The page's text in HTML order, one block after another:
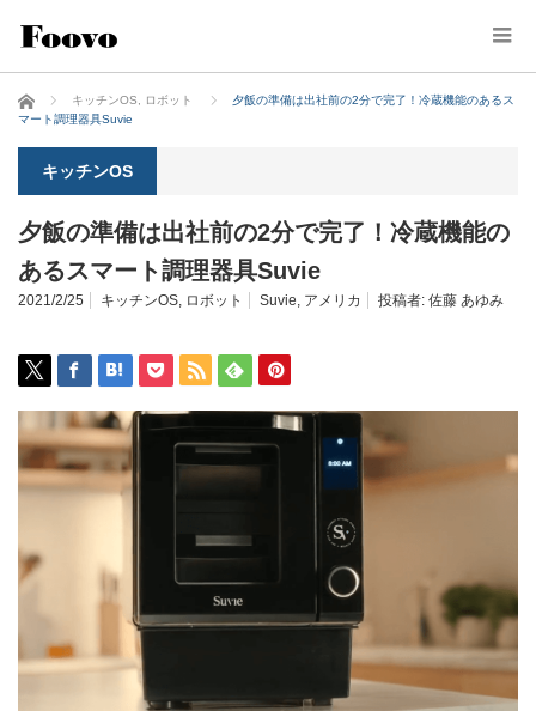
ホーム キッチンOS ロボット
夕飯の準備は出社前の2分で完了！冷蔵機能のあるス
マート調理器具Suvie
キッチンOS
夕飯の準備は出社前の2分で完了！冷蔵機能の
あるスマート調理器具Suvie
2021/2/25 キッチンOS, ロボット Suvie, アメリカ 投稿者: 佐藤 あゆみ